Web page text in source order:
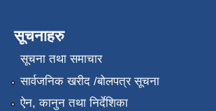
सूचनाहरु
सूचना तथा समाचार
सार्वजनिक खरीद /बोलपत्र सूचना
ऐन, कानुन तथा निर्देशिका